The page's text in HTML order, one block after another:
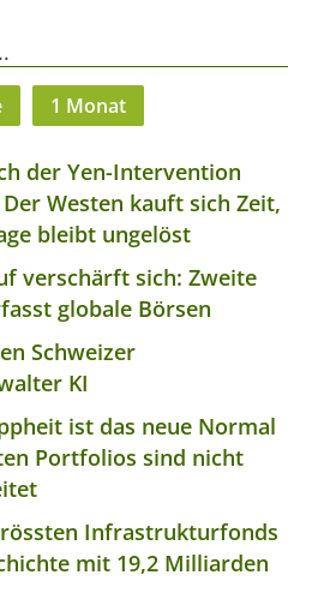
1 Monat
der Yen-Intervention
Westen kauft sich Zeit,
bleibt ungelöst
verschärft sich: Zweite
globale Börsen
Schweizer
KI
ist das neue Normal
Portfolios sind nicht
Infrastrukturfonds
mit 19,2 Milliarden